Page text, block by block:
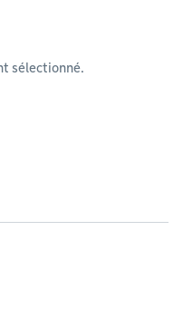
sélectionné.